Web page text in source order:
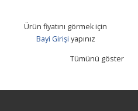
Ürün fiyatını görmek için
Bayi Girişi yapınız
Tümünü göster